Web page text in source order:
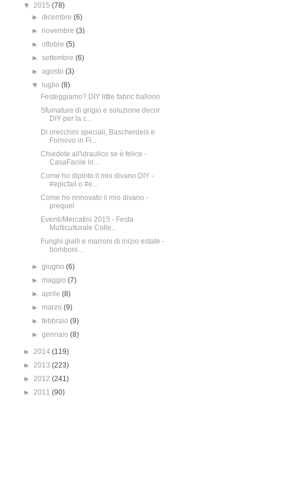
▼ 2015 (78)
►dicembre(6)
► novembre(3)
►ottobre(5)
►settembre(6)
►agosto(3)
▼
luglio(8)
Festeggiamo? DIY little fabric balloon
Sfumature di grigio e soluzione decor
DIY per la c...
Di orecchini speciali, Bascherdeis e
Fornovo in Fi...
Chiedete all'idraulico se è felice -
CasaFacile lo...
Come ho dipinto il mio divano DIY -
#epicfail o #e...
Come ho rinnovato il mio divano -
prequel
Eventi/Mercatini 2015 - Festa
Multiculturale Colle...
Funghi gialli e marroni di inizio estate -
bomboni...
►giugno(6)
► maggio(7)
►aprile(8)
► marzo(9)
►febbraio(9)
►gennaio(8)
► 2014 (119)
► 2013 (223)
► 2012 (241)
► 2011 (90)